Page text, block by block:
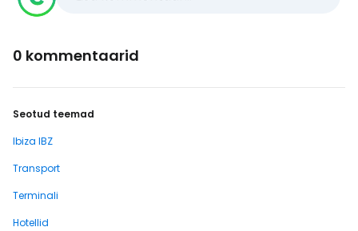
0 kommentaarid
Seotud teemad
Ibiza IBZ
Transport
Terminali
Hotellid